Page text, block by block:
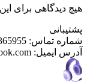
هیچ دیدگاهی برای
پشتیبانی
شماره تماس:
آدرس ایمیل: